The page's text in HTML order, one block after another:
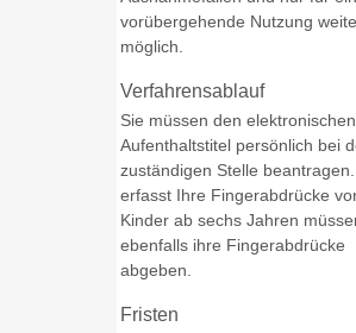
vorübergehende Nutzung
möglich.
Verfahrensablauf
Sie müssen den elektronischen
Aufenthaltstitel persönlich bei
zuständigen Stelle
erfasst Ihre Fingerabdrücke
Kinder ab sechs Jahren
ebenfalls ihre Fingerabdrücke
abgeben.
Fristen